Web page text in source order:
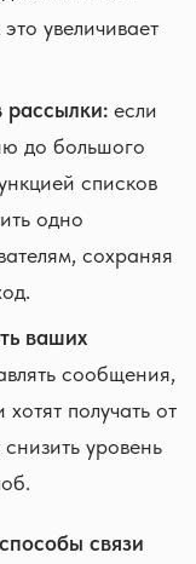
увеличивает
рассылки: если
до большого
списков
одно
сохраняя
ваших
сообщения,
получать от
уровень
связи